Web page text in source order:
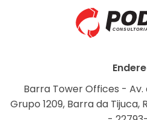
Barra Tower Offices -
Grupo 1209, Barra da